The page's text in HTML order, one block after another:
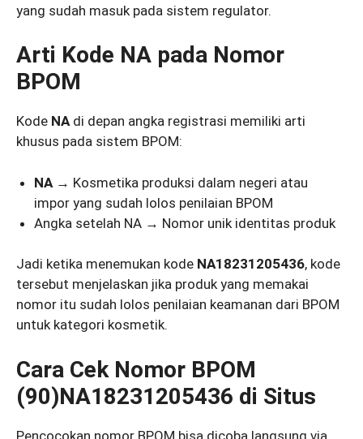
yang sudah masuk pada sistem regulator.
Arti Kode NA pada Nomor
BPOM
Kode NAdi depan angka registrasi memiliki arti
khusus pada sistem BPOM:
NA → Kosmetika produksi dalam negeri atau
impor yang sudah lolos penilaian BPOM
Angka setelah NA → Nomor unik identitas produk
Jadi ketika menemukan kode NA18231205436, kode
tersebut menjelaskan jika produk yang memakai
nomor itu sudah lolos penilaian keamanan dari BPOM
untuk kategori kosmetik.
Cara Cek Nomor BPOM
(90)NA18231205436 di Situs
Pencocokan nomor BPOM bisa dicoba langsung via